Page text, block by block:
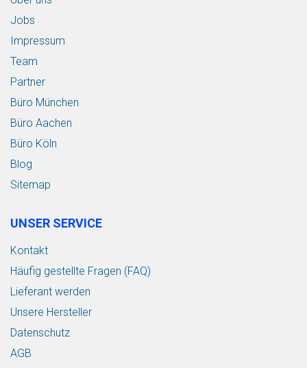
Jobs
Impressum
Team
Partner
Büro München
Büro Aachen
Büro Köln
Blog
Sitemap
UNSER SERVICE
Kontakt
Häufig gestellte Fragen (FAQ)
Lieferant werden
Unsere Hersteller
Datenschutz
AGB